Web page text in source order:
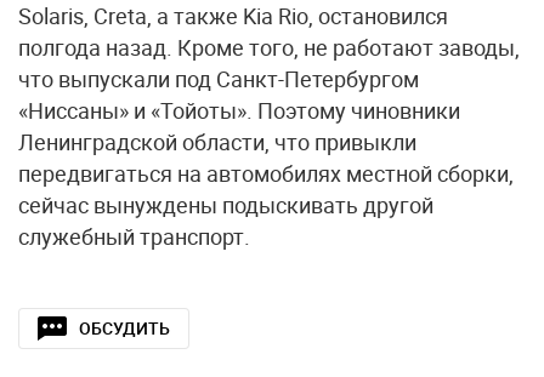
Solaris, Creta, а также Kia Rio, остановился
полгода назад. Кроме того, не работают заводы,
что выпускали под Санкт-Петербургом
«Ниссаны» и «Тойоты». Поэтому чиновники
Ленинградской области, что привыкли
передвигаться на автомобилях местной сборки,
сейчас вынуждены подыскивать другой
служебный транспорт.
ОБСУДИТЬ